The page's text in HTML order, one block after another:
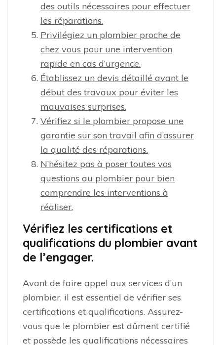
des outils nécessaires pour effectuer
les réparations.
Privilégiez un plombier proche de
chez vous pour une intervention
rapide en cas d’urgence.
Établissez un devis détaillé avant le
début des travaux pour éviter les
mauvaises surprises.
Vérifiez si le plombier propose une
garantie sur son travail afin d’assurer
la qualité des réparations.
N’hésitez pas à poser toutes vos
questions au plombier pour bien
comprendre les interventions à
réaliser.
Vérifiez les certifications et
qualifications du plombier avant
de l’engager.
Avant de faire appel aux services d’un
plombier, il est essentiel de vérifier ses
certifications et qualifications. Assurez-
vous que le plombier est dûment certifié
et possède les qualifications nécessaires